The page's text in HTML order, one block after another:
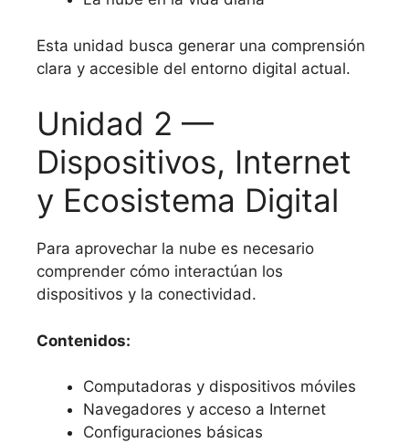
Esta unidad busca generar una comprensión
clara y accesible del entorno digital actual.
Unidad 2 —
Dispositivos, Internet
y Ecosistema Digital
Para aprovechar la nube es necesario
comprender cómo interactúan los
dispositivos y la conectividad.
Contenidos:
Computadoras y dispositivos móviles
Navegadores y acceso a Internet
Configuraciones básicas